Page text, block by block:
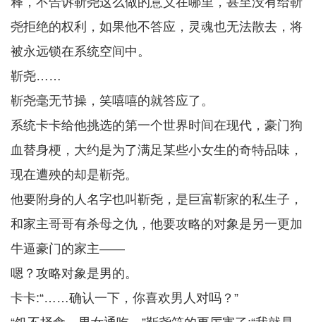
尧拒绝的权利，如果他不答应，灵魂也无法散去，将
被永远锁在系统空间中。
靳尧……
靳尧毫无节操，笑嘻嘻的就答应了。
系统卡卡给他挑选的第一个世界时间在现代，豪门狗
血替身梗，大约是为了满足某些小女生的奇特品味，
现在遭殃的却是靳尧。
他要附身的人名字也叫靳尧，是巨富靳家的私生子，
和家主哥哥有杀母之仇，他要攻略的对象是另一更加
牛逼豪门的家主——
嗯？攻略对象是男的。
卡卡:“……确认一下，你喜欢男人对吗？”